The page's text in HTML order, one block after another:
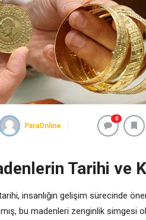
ParaOnline
0
Tarihi ve
insanlığın gelişim sürecinde
bu madenleri zenginlik simgesi